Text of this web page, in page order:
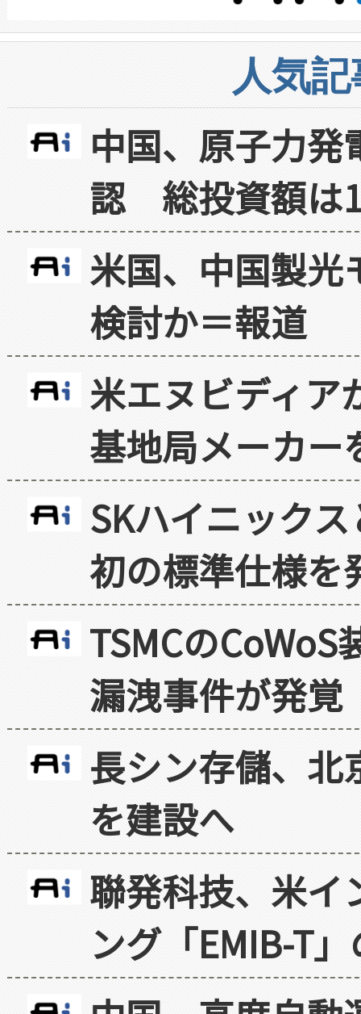
人気
中国、原子力
認 総投資額は
米国、中国製光
検討か＝報道
米エヌビディア
基地局メーカー
SKハイニック
初の標準仕様を
TSMCの
漏洩事件が発覚
長シン存儲、北
を建設へ
聯発科技、米イ
ング「EMIB-T